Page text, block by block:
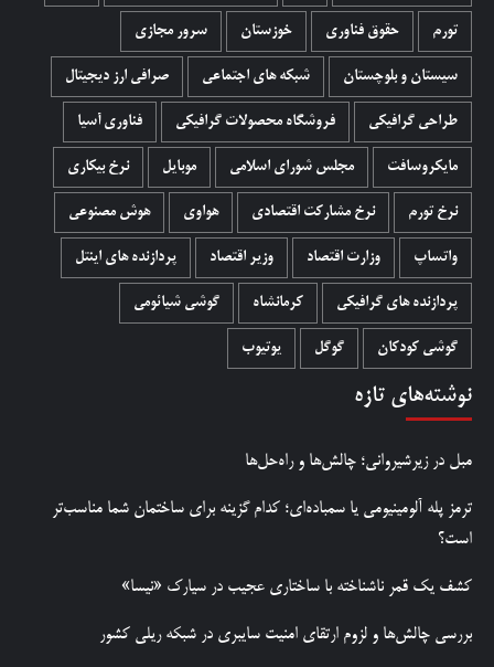
تورم حقوق فناوری خوزستان سرور مجازی
سیستان و بلوچستان شبکه های اجتماعی صرافی ارز دیجیتال
طراحی گرافیکی فروشگاه محصولات گرافيکی فناوری آسیا
مایکروسافت مجلس شورای اسلامی موبایل نرخ بیکاری
نرخ تورم نرخ مشارکت اقتصادی هواوی هوش مصنوعی
واتساپ وزارت اقتصاد وزیر اقتصاد پردازنده های اینتل
پردازنده های گرافیکی کرمانشاه گوشی شیائومی
گوشی کودکان گوگل یوتیوب
نوشته‌های تازه
مبل در زیرشیروانی؛ چالش‌ها و راه‌حل‌ها
ترمز پله آلومینیومی یا سمباده‌ای؛ کدام گزینه برای ساختمان شما مناسب‌تر
است؟
کشف یک قمر ناشناخته با ساختاری عجیب در سیارک «نیسا»
بررسی چالش‌ها و لزوم ارتقای امنیت سایبری در شبکه ریلی کشور